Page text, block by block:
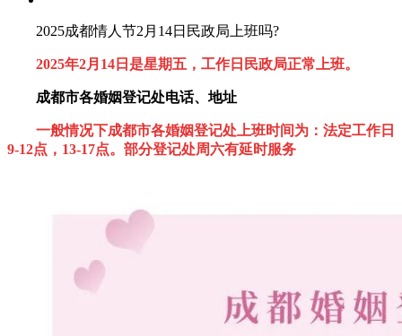
2025成都情人节2月14日民政局上班吗?
2025年2月14日是星期五，工作日民政局正常上班。
成都市各婚姻登记处电话、地址
一般情况下成都市各婚姻登记处上班时间为：法定工作日
9-12点，13-17点。部分登记处周六有延时服务